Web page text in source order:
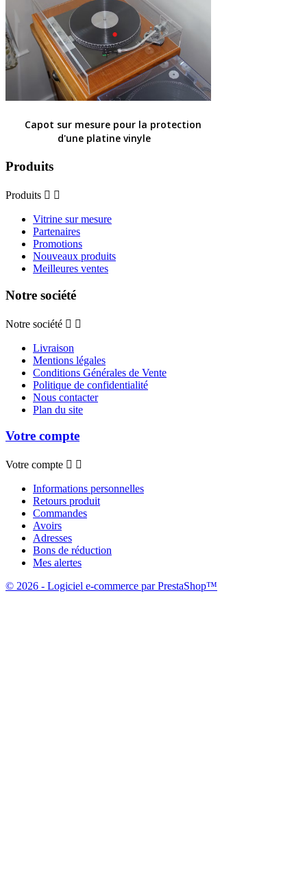
Capot sur mesure pour la protection
d'une platine vinyle
Produits
Produits  
Vitrine sur mesure
Partenaires
Promotions
Nouveaux produits
Meilleures ventes
Notre société
Notre société  
Livraison
Mentions légales
Conditions Générales de Vente
Politique de confidentialité
Nous contacter
Plan du site
Votre compte
Votre compte  
Informations personnelles
Retours produit
Commandes
Avoirs
Adresses
Bons de réduction
Mes alertes
© 2026 - Logiciel e-commerce par PrestaShop™